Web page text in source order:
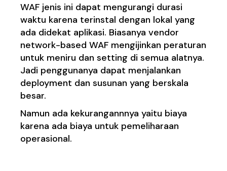
WAF jenis ini dapat mengurangi durasi
waktu karena terinstal dengan lokal yang
ada didekat aplikasi. Biasanya vendor
network-based WAF mengijinkan peraturan
untuk meniru dan setting di semua alatnya.
Jadi penggunanya dapat menjalankan
deployment dan susunan yang berskala
besar.
Namun ada kekurangannnya yaitu biaya
karena ada biaya untuk pemeliharaan
operasional.